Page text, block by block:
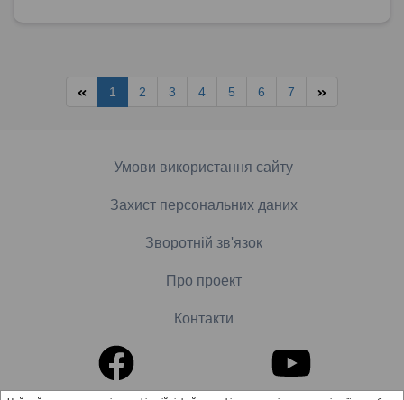
1 2 3 4 5 6 7
Умови використання сайту
Захист персональних даних
Зворотній зв'язок
Про проект
Контакти